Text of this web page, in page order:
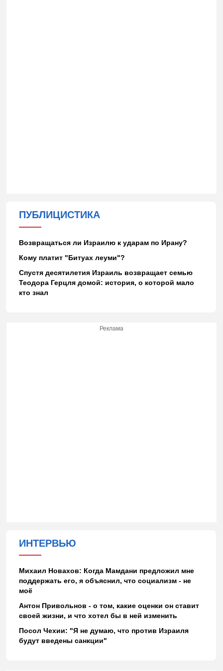
ПУБЛИЦИСТИКА
Возвращаться ли Израилю к ударам по Ирану?
Кому платит "Битуах леуми"?
Спустя десятилетия Израиль возвращает семью
Теодора Герцля домой: история, о которой мало
кто знал
Реклама
ИНТЕРВЬЮ
Михаил Новахов: Когда Мамдани предложил мне
поддержать его, я объяснил, что социализм - не
моё
Антон Привольнов - о том, какие оценки он ставит
своей жизни, и что хотел бы в ней изменить
Посол Чехии: "Я не думаю, что против Израиля
будут введены санкции"